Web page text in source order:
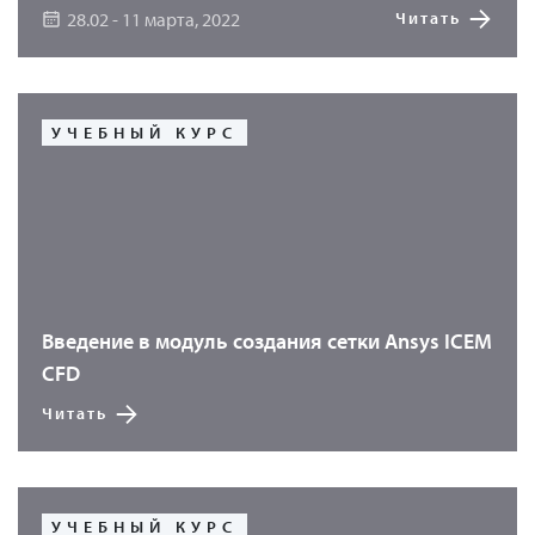
28.02 - 11 марта, 2022 Читать
УЧЕБНЫЙ КУРС
Введение в модуль создания сетки Ansys ICEM
CFD
Читать
УЧЕБНЫЙ КУРС